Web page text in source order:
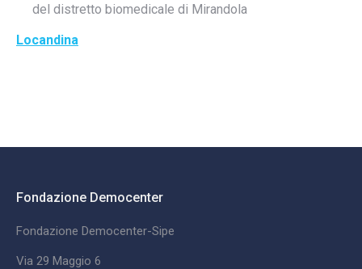
del distretto biomedicale di Mirandola
Locandina
Fondazione Democenter
Fondazione Democenter-Sipe
Via 29 Maggio 6